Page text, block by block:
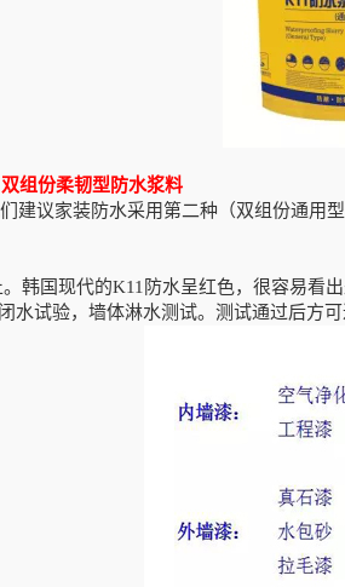
组份柔韧型防水浆料
建议家装防水采用第二种（双组份通用型
韩国现代的K11防水呈红色，很容易看出
水试验，墙体淋水测试。测试通过后方可